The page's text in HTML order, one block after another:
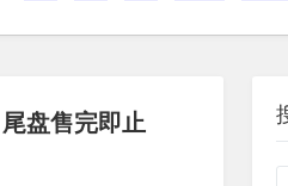
盘售完即止